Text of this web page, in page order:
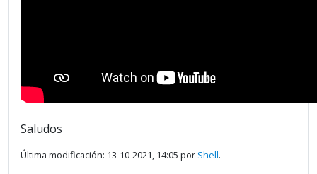
Saludos
Última modificación: 13-10-2021, 14:05 por Shell.